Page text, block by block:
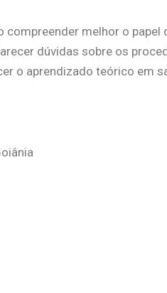
melhor o
dúvidas sobre os
o aprendizado teórico em